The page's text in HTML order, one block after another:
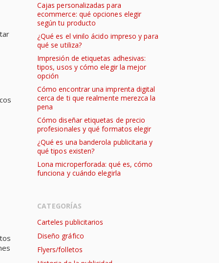
Cajas personalizadas para
ecommerce: qué opciones elegir
según tu producto
¿Qué es el vinilo ácido impreso y para
qué se utiliza?
Impresión de etiquetas adhesivas:
tipos, usos y cómo elegir la mejor
opción
Cómo encontrar una imprenta digital
cerca de ti que realmente merezca la
pena
Cómo diseñar etiquetas de precio
profesionales y qué formatos elegir
¿Qué es una banderola publicitaria y
qué tipos existen?
Lona microperforada: qué es, cómo
funciona y cuándo elegirla
CATEGORÍAS
Carteles publicitarios
Diseño gráfico
Flyers/folletos